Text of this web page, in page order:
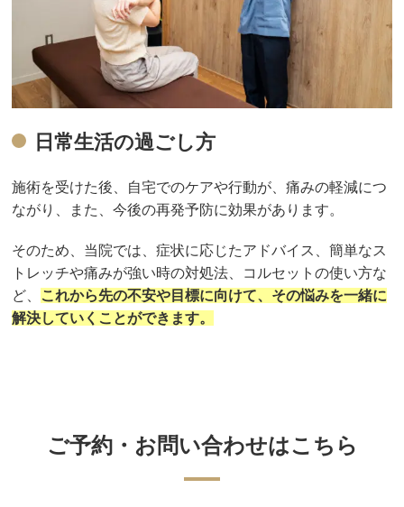
日常生活の過ごし方
施術を受けた後、自宅でのケアや行動が、痛みの軽減につ
ながり、また、今後の再発予防に効果があります。
そのため、当院では、症状に応じたアドバイス、簡単なス
トレッチや痛みが強い時の対処法、コルセットの使い方な
ど、 これから先の不安や目標に向けて、その悩みを一緒に
解決していくことができます。
ご予約・お問い合わせはこちら